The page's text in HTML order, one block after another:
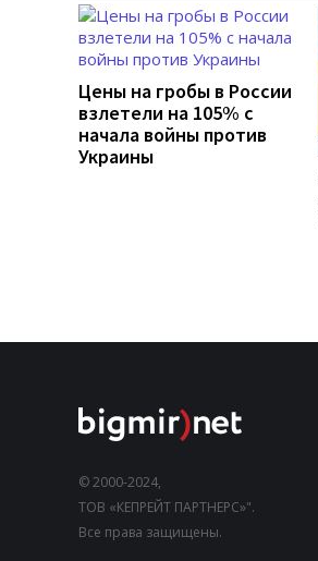
Цены на гробы в России
взлетели на 105% с
начала войны против
Украины
© 2000-2024,
ТОВ «КЕПРЕЙТ ПАРТНЕРС»".
Все права защищены.